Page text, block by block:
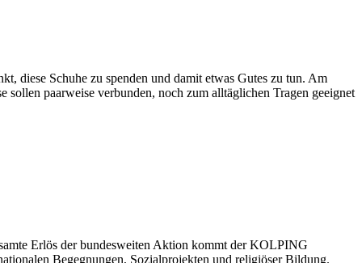
diese Schuhe zu spenden und damit etwas Gutes zu tun. Am
paarweise verbun­den, noch zum alltäglichen Tragen geeignet
Erlös der bundesweiten Aktion kommt der KOLPING
Begegnungen, Sozialprojekten und religiöser Bildung.